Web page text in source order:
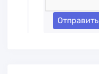
Отправить